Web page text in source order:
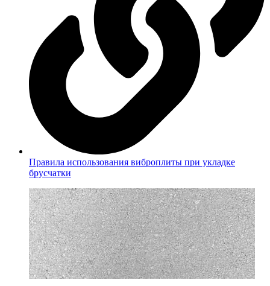
Правила использования виброплиты при укладке
брусчатки